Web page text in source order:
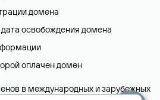
домена
освобождения домена
оплачен домен
в международных и зарубежных